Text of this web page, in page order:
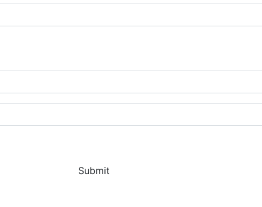
Submit